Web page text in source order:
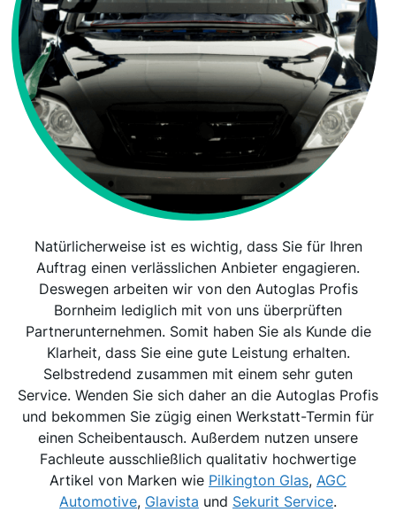
Natürlicherweise ist es wichtig, dass Sie für Ihren
Auftrag einen verlässlichen Anbieter engagieren.
Deswegen arbeiten wir von den Autoglas Profis
Bornheim lediglich mit von uns überprüften
Partnerunternehmen. Somit haben Sie als Kunde die
Klarheit, dass Sie eine gute Leistung erhalten.
Selbstredend zusammen mit einem sehr guten
Service. Wenden Sie sich daher an die Autoglas Profis
und bekommen Sie zügig einen Werkstatt-Termin für
einen Scheibentausch. Außerdem nutzen unsere
Fachleute ausschließlich qualitativ hochwertige
Artikel von Marken wie Pilkington Glas, AGC
Automotive, Glavista und Sekurit Service.